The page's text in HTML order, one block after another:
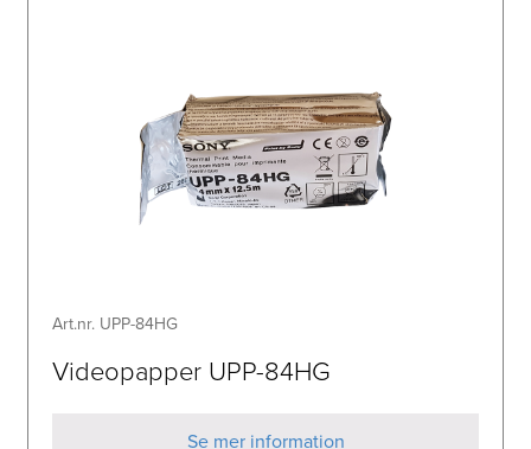
Art.nr. UPP-84HG
Videopapper UPP-84HG
Se mer information